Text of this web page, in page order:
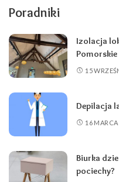
Poradniki
Izolacja
Pomorskie
15
Depilacja
16
Biurka
pociechy?